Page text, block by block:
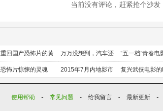
当前没有评论，赶紧抢个沙发
重回国产恐怖片的黄
金时代
万万没想到，汽车还
能干这个？
“五一档”青春电
道
恐怖片惊悚的灵魂 2015年7月内地影市
前瞻
复兴武侠电影
试
使用帮助
- 常见问题 - 给我留言 - 最新更新 -